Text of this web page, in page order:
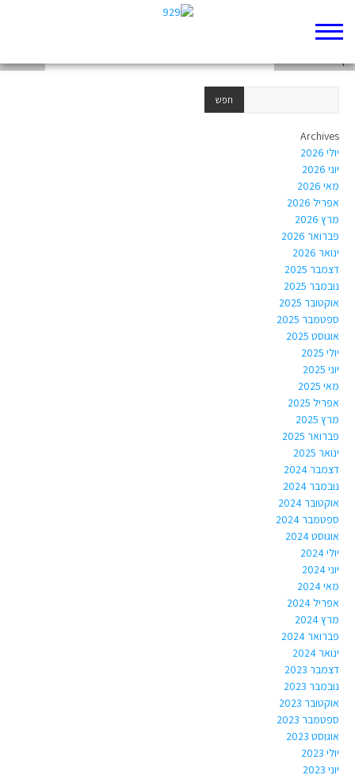
Archives
יולי 2026
יוני 2026
מאי 2026
אפריל 2026
מרץ 2026
פברואר 2026
ינואר 2026
דצמבר 2025
נובמבר 2025
אוקטובר 2025
ספטמבר 2025
אוגוסט 2025
יולי 2025
יוני 2025
מאי 2025
אפריל 2025
מרץ 2025
פברואר 2025
ינואר 2025
דצמבר 2024
נובמבר 2024
אוקטובר 2024
ספטמבר 2024
אוגוסט 2024
יולי 2024
יוני 2024
מאי 2024
אפריל 2024
מרץ 2024
פברואר 2024
ינואר 2024
דצמבר 2023
נובמבר 2023
אוקטובר 2023
ספטמבר 2023
אוגוסט 2023
יולי 2023
יוני 2023